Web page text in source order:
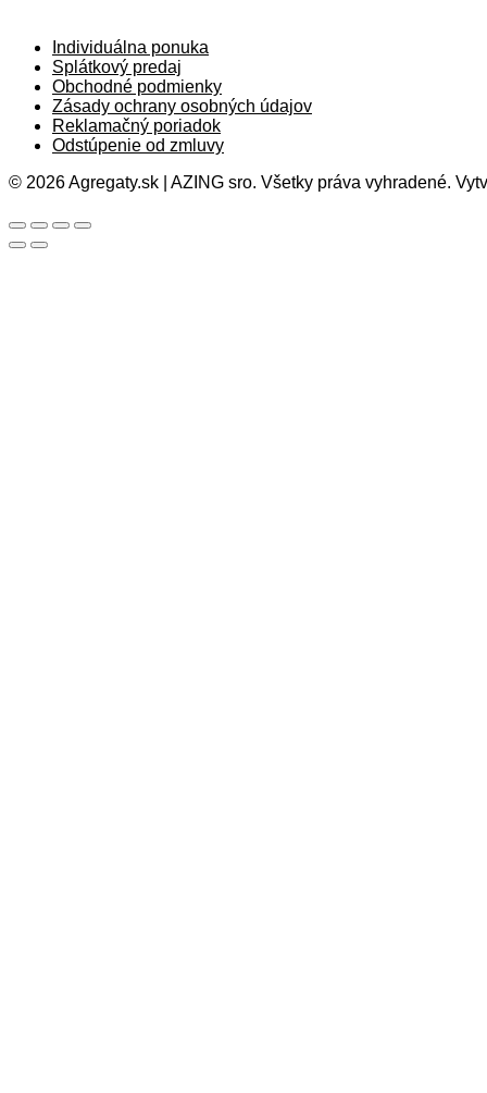
Individuálna ponuka
Splátkový predaj
Obchodné podmienky
Zásady ochrany osobných údajov
Reklamačný poriadok
Odstúpenie od zmluvy
© 2026 Agregaty.sk | AZING sro. Všetky práva vyhradené.